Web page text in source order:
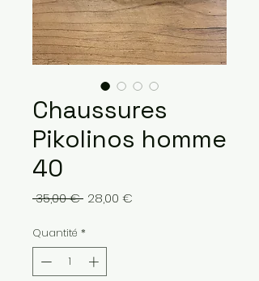
Chaussures
Pikolinos homme
40
35,00 € Prix
28,00 €
Quantité *